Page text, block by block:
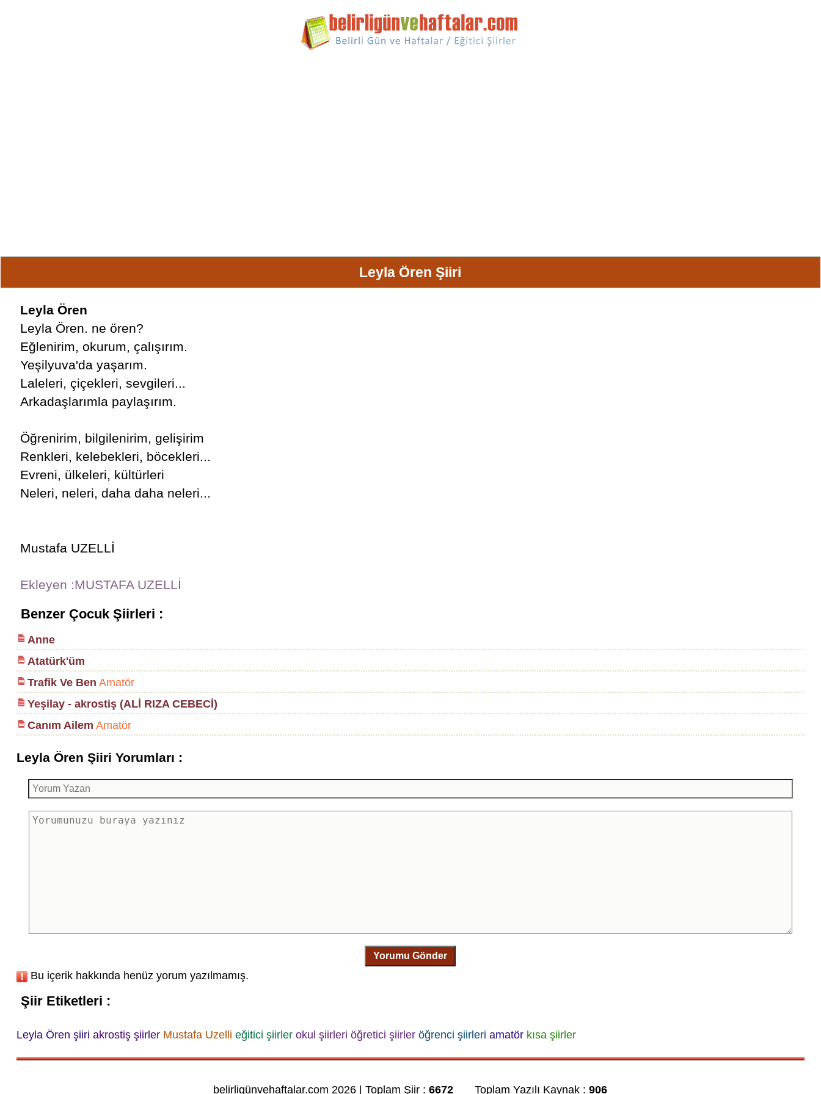
Leyla Ören Şiiri
Leyla Ören
Leyla Ören. ne ören?
Eğlenirim, okurum, çalışırım.
Yeşilyuva'da yaşarım.
Laleleri, çiçekleri, sevgileri...
Arkadaşlarımla paylaşırım.
Öğrenirim, bilgilenirim, gelişirim
Renkleri, kelebekleri, böcekleri...
Evreni, ülkeleri, kültürleri
Neleri, neleri, daha daha neleri...
Mustafa UZELLİ
Ekleyen :MUSTAFA UZELLİ
Benzer Çocuk Şiirleri :
Anne
Atatürk'üm
Trafik Ve Ben Amatör
Yeşilay - akrostiş (ALİ RIZA CEBECİ)
Canım Ailem Amatör
Leyla Ören Şiiri Yorumları :
Yorumu Gönder
Bu içerik hakkında henüz yorum yazılmamış.
Şiir Etiketleri :
Leyla Ören şiiri akrostiş şiirler Mustafa Uzelli eğitici şiirler okul şiirleri öğretici şiirler öğrenci şiirleri amatör kısa şiirler
belirligünvehaftalar.com 2026 | Toplam Şiir :6672 Toplam Yazılı Kaynak :906